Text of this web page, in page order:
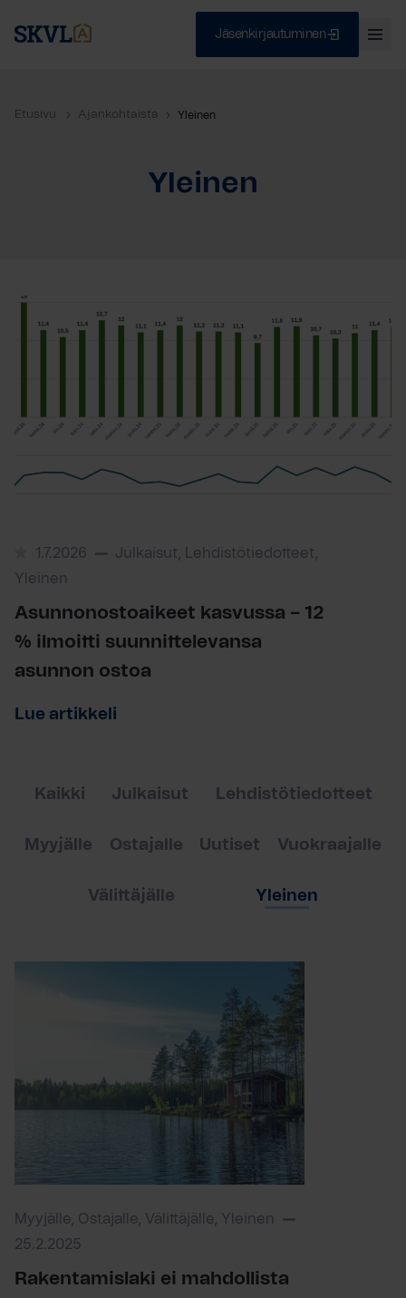
content
Jäsenkirjautuminen
Etusivu Ajankohtaista Yleinen
Yleinen
1.7.2026
Julkaisut, Lehdistötiedotteet,
Yleinen
Asunnonostoaikeet kasvussa – 12
% ilmoitti suunnittelevansa
asunnon ostoa
Lue artikkeli
Kaikki Julkaisut Lehdistötiedotteet
Myyjälle Ostajalle Uutiset Vuokraajalle
Välittäjälle Yleinen
Myyjälle, Ostajalle, Välittäjälle, Yleinen
25.2.2025
Rakentamislaki ei mahdollista